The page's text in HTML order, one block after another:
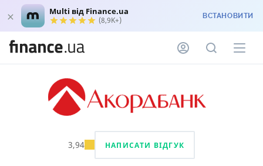
Multi від Finance.ua
(8,9K+) ВСТАНОВИТИ
3,94 НАПИСАТИ ВІДГУК